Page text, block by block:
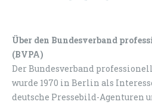
Über den Bundesverband
(BVPA)
Der Bundesverband
wurde 1970 in Berlin als
deutsche Pressebild-Agenturen